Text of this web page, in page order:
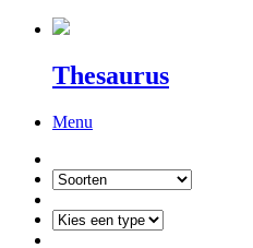
Thesaurus
Menu